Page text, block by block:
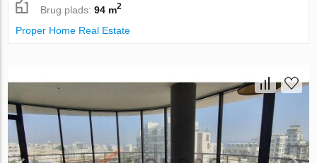
Brug plads:94 m2
Proper Home Real Estate